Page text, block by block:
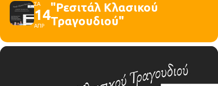
ΣΑ
14
ΑΠΡ
"Ρεσιτάλ Κλασικού
Τραγουδιού"